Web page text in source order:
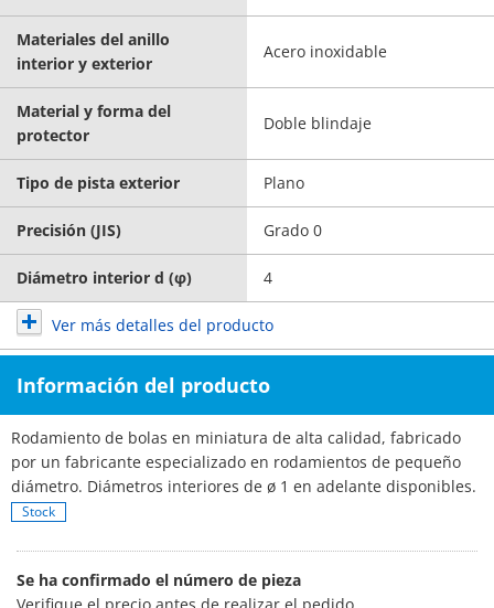
Materiales del anillo
interior y exterior
Acero inoxidable
Material y forma del
protector
Doble blindaje
Tipo de pista exterior Plano
Precisión (JIS) Grado 0
Diámetro interior d (φ) 4
Ver más detalles del producto
Información del producto
Rodamiento de bolas en miniatura de alta calidad, fabricado
por un fabricante especializado en rodamientos de pequeño
diámetro. Diámetros interiores de ø 1 en adelante disponibles.
Stock
Se ha confirmado el número de pieza